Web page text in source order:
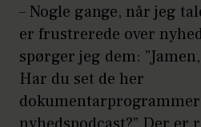
– Nogle gange, når jeg
er frustrerede over
spørger jeg dem:
Har du set de her